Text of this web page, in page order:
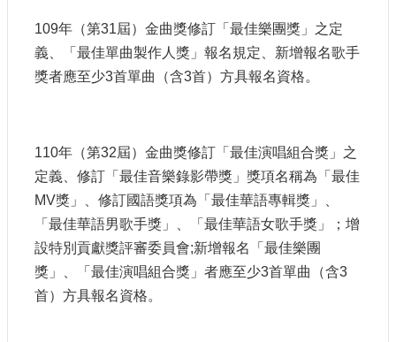
109年（第31屆）金曲獎修訂「最佳樂團獎」之定
義、「最佳單曲製作人獎」報名規定、新增報名歌手
獎者應至少3首單曲（含3首）方具報名資格。
110年（第32屆）金曲獎修訂「最佳演唱組合獎」之
定義、修訂「最佳音樂錄影帶獎」獎項名稱為「最佳
MV獎」、修訂國語獎項為「最佳華語專輯獎」、
「最佳華語男歌手獎」、「最佳華語女歌手獎」；增
設特別貢獻獎評審委員會;新增報名「最佳樂團
獎」、「最佳演唱組合獎」者應至少3首單曲（含3
首）方具報名資格。